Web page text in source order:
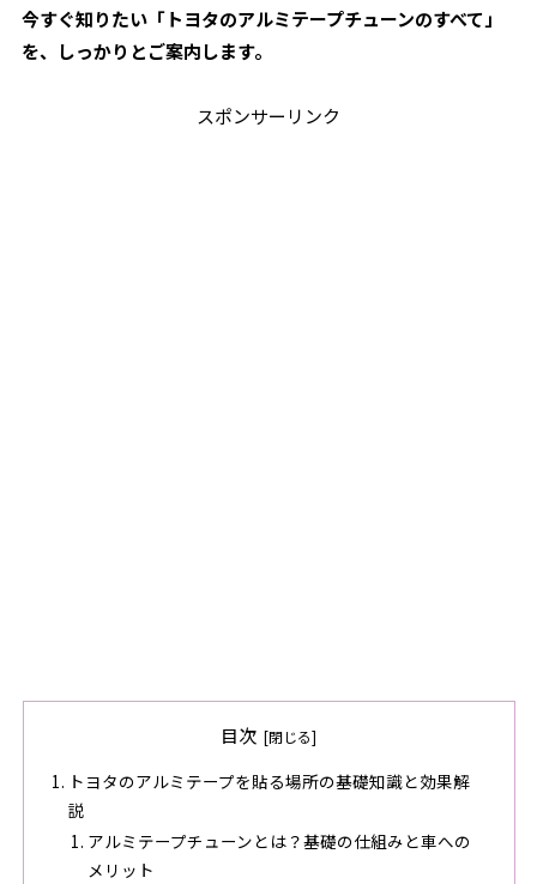
今すぐ知りたい「トヨタのアルミテープチューンのすべて」
を、しっかりとご案内します。
スポンサーリンク
目次
トヨタのアルミテープを貼る場所の基礎知識と効果解
説
アルミテープチューンとは？基礎の仕組みと車への
メリット